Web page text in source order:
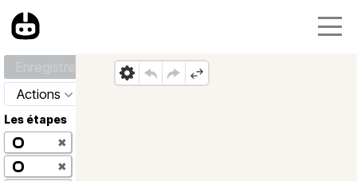
Actions
Les étapes
✖
✖